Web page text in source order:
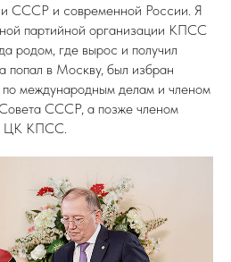
СССР и современной России. Я
партийной организации КПСС
родом, где вырос и получил
попал в Москву, был избран
международным делам и членом
СССР, а позже членом
ЦК КПСС.